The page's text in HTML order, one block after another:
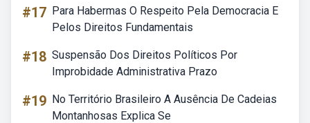
#17 Para Habermas O Respeito Pela Democracia E
Pelos Direitos Fundamentais
#18 Suspensão Dos Direitos Políticos Por
Improbidade Administrativa Prazo
#19 No Território Brasileiro A Ausência De Cadeias
Montanhosas Explica Se